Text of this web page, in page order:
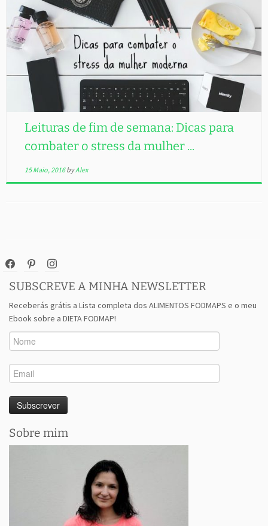
Leituras de fim de semana: Dicas para
combater o stress da mulher ...
15 Maio, 2016 byAlex
facebookpinterestinstagram
SUBSCREVE A MINHA NEWSLETTER
Receberás grátis a Lista completa dos ALIMENTOS FODMAPS e o meu
Ebook sobre a DIETA FODMAP!
Sobre mim